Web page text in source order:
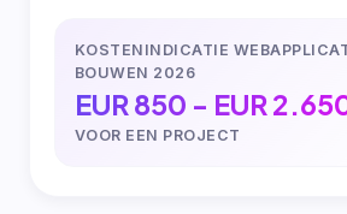
KOSTENINDICATIE
BOUWEN 2026
EUR 850 - EUR
VOOR EEN PROJECT